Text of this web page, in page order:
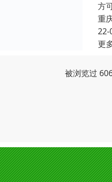
方
重
22-
更
被浏览过